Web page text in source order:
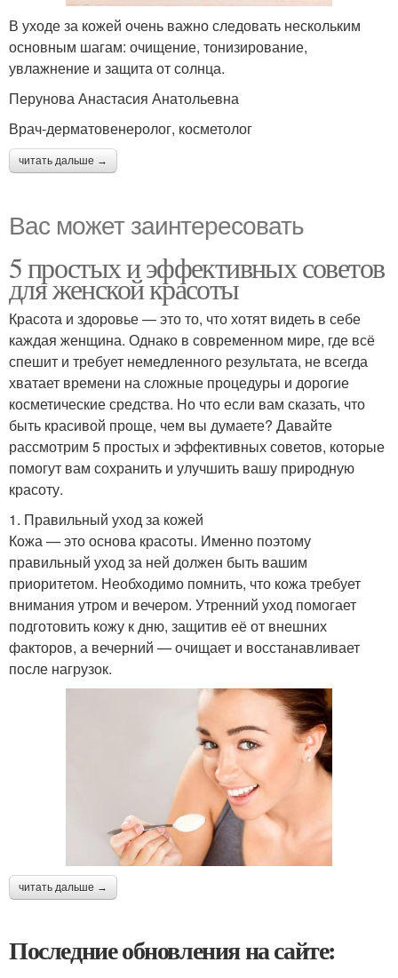
В уходе за кожей очень важно следовать нескольким
основным шагам: очищение, тонизирование,
увлажнение и защита от солнца.
Перунова Анастасия Анатольевна
Врач-дерматовенеролог, косметолог
читать дальше →
Вас может заинтересовать
5 простых и эффективных советов
для женской красоты
Красота и здоровье — это то, что хотят видеть в себе
каждая женщина. Однако в современном мире, где всё
спешит и требует немедленного результата, не всегда
хватает времени на сложные процедуры и дорогие
косметические средства. Но что если вам сказать, что
быть красивой проще, чем вы думаете? Давайте
рассмотрим 5 простых и эффективных советов, которые
помогут вам сохранить и улучшить вашу природную
красоту.
1. Правильный уход за кожей
Кожа — это основа красоты. Именно поэтому
правильный уход за ней должен быть вашим
приоритетом. Необходимо помнить, что кожа требует
внимания утром и вечером. Утренний уход помогает
подготовить кожу к дню, защитив её от внешних
факторов, а вечерний — очищает и восстанавливает
после нагрузок.
читать дальше →
Последние обновления на сайте: